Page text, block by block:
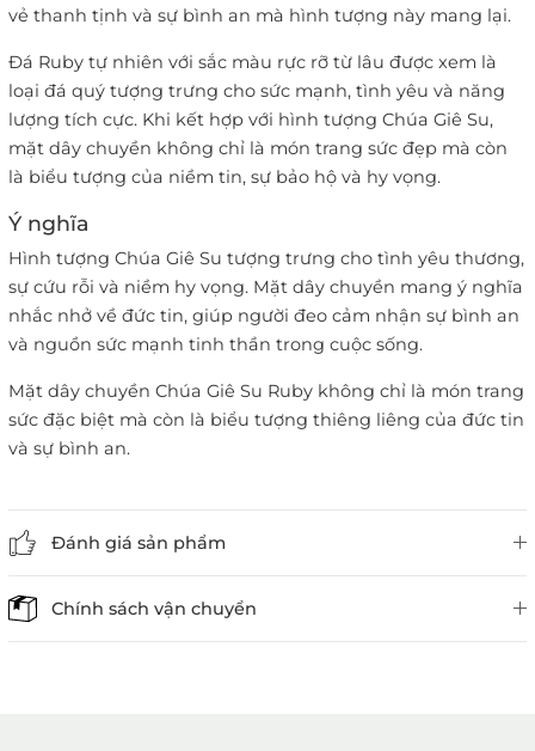
vẻ thanh tịnh và sự bình an mà hình tượng này mang lại.
Đá Ruby tự nhiên với sắc màu rực rỡ từ lâu được xem là
loại đá quý tượng trưng cho sức mạnh, tình yêu và năng
lượng tích cực. Khi kết hợp với hình tượng Chúa Giê Su,
mặt dây chuyền không chỉ là món trang sức đẹp mà còn
là biểu tượng của niềm tin, sự bảo hộ và hy vọng.
Ý nghĩa
Hình tượng Chúa Giê Su tượng trưng cho tình yêu thương,
sự cứu rỗi và niềm hy vọng. Mặt dây chuyền mang ý nghĩa
nhắc nhở về đức tin, giúp người đeo cảm nhận sự bình an
và nguồn sức mạnh tinh thần trong cuộc sống.
Mặt dây chuyền Chúa Giê Su Ruby không chỉ là món trang
sức đặc biệt mà còn là biểu tượng thiêng liêng của đức tin
và sự bình an.
Đánh giá sản phẩm
Chính sách vận chuyển